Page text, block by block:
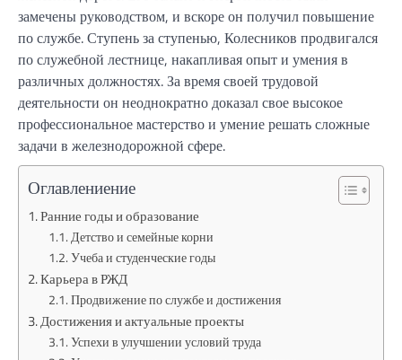
замечены руководством, и вскоре он получил повышение
по службе. Ступень за ступенью, Колесников продвигался
по служебной лестнице, накапливая опыт и умения в
различных должностях. За время своей трудовой
деятельности он неоднократно доказал свое высокое
профессиональное мастерство и умение решать сложные
задачи в железнодорожной сфере.
Оглавлениение
Ранние годы и образование
Детство и семейные корни
Учеба и студенческие годы
Карьера в РЖД
Продвижение по службе и достижения
Достижения и актуальные проекты
Успехи в улучшении условий труда